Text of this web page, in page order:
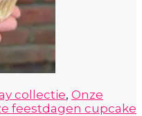
collectie, Onze
feestdagen cupcakes